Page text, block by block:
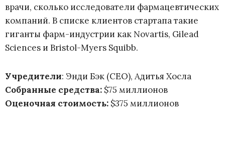
врачи, сколько исследователи фармацевтических
компаний. В списке клиентов стартапа такие
гиганты фарм-индустрии как Novartis, Gilead
Sciences и Bristol-Myers Squibb.
Учредители: Энди Бэк (CEO), Адитья Хосла
Собранные средства: $75 миллионов
Оценочная стоимость: $375 миллионов